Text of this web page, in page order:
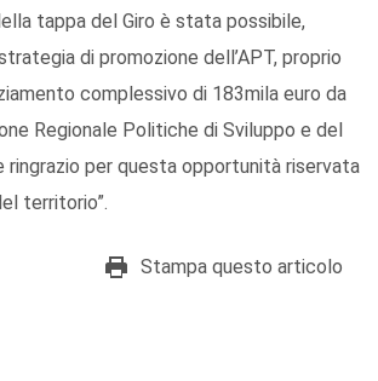
tappa del Giro è stata possibile,
di promozione dell’APT, proprio
complessivo di 183mila euro da
Regionale Politiche di Sviluppo e del
ringrazio per questa opportunità riservata
territorio”.
Stampa questo articolo